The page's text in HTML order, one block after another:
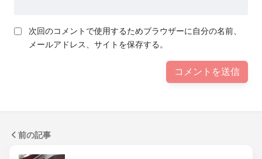
次回のコメントで使用するためブラウザーに自分の名前、
メールアドレス、サイトを保存する。
前の記事